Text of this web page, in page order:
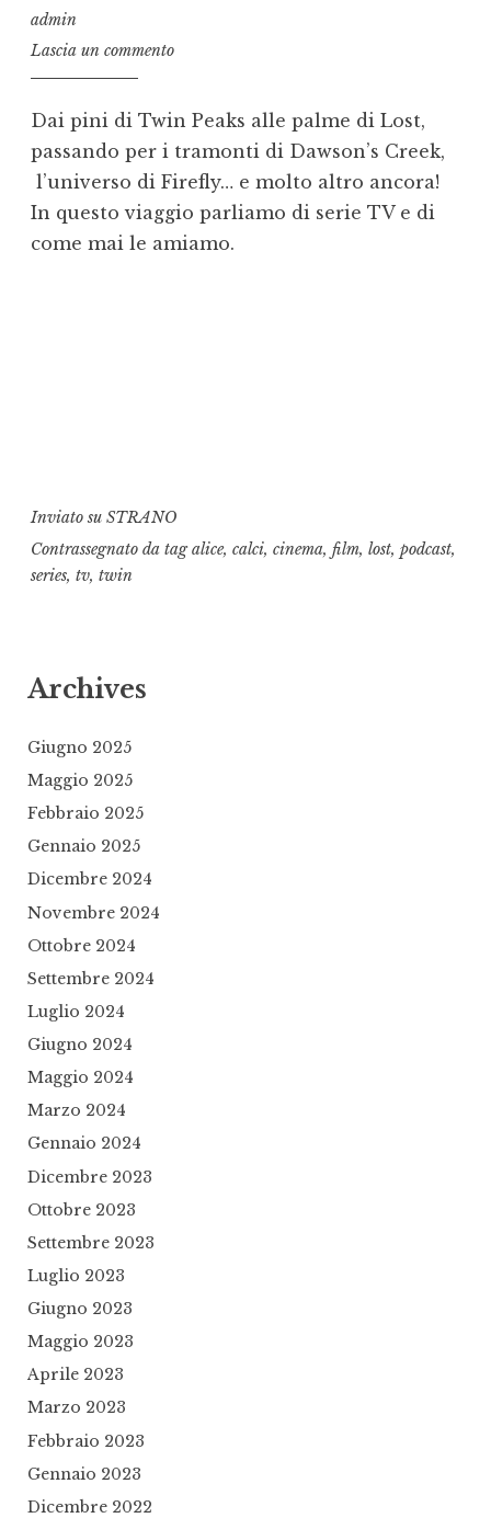
admin
Lascia un commento
Dai pini di Twin Peaks alle palme di Lost,
passando per i tramonti di Dawson’s Creek,
l’universo di Firefly… e molto altro ancora!
In questo viaggio parliamo di serie TV e di
come mai le amiamo.
Inviato su STRANO
Contrassegnato da tagalice, calci, cinema, film, lost, podcast,
series, tv, twin
Archives
Giugno 2025
Maggio 2025
Febbraio 2025
Gennaio 2025
Dicembre 2024
Novembre 2024
Ottobre 2024
Settembre 2024
Luglio 2024
Giugno 2024
Maggio 2024
Marzo 2024
Gennaio 2024
Dicembre 2023
Ottobre 2023
Settembre 2023
Luglio 2023
Giugno 2023
Maggio 2023
Aprile 2023
Marzo 2023
Febbraio 2023
Gennaio 2023
Dicembre 2022